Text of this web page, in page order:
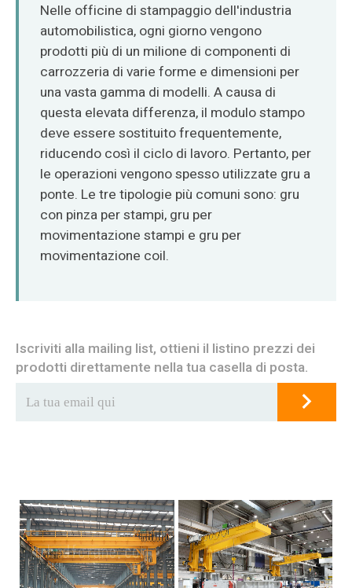
Nelle officine di stampaggio dell'industria
automobilistica, ogni giorno vengono
prodotti più di un milione di componenti di
carrozzeria di varie forme e dimensioni per
una vasta gamma di modelli. A causa di
questa elevata differenza, il modulo stampo
deve essere sostituito frequentemente,
riducendo così il ciclo di lavoro. Pertanto, per
le operazioni vengono spesso utilizzate gru a
ponte. Le tre tipologie più comuni sono: gru
con pinza per stampi, gru per
movimentazione stampi e gru per
movimentazione coil.
Iscriviti alla mailing list, ottieni il listino prezzi dei
prodotti direttamente nella tua casella di posta.